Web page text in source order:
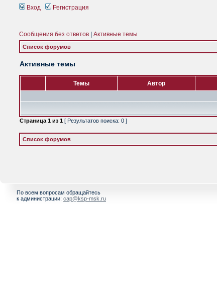
Вход Регистрация
Сообщения без ответов Активные темы
Список форумов
Активные темы
Темы Автор
Страница 1 из 1 [ Результатов поиска: 0 ]
Список форумов
По всем вопросам обращайтесь
к администрации: cap@ksp-msk.ru